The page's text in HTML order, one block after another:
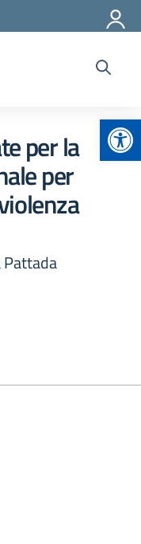
per la
per
Pattada